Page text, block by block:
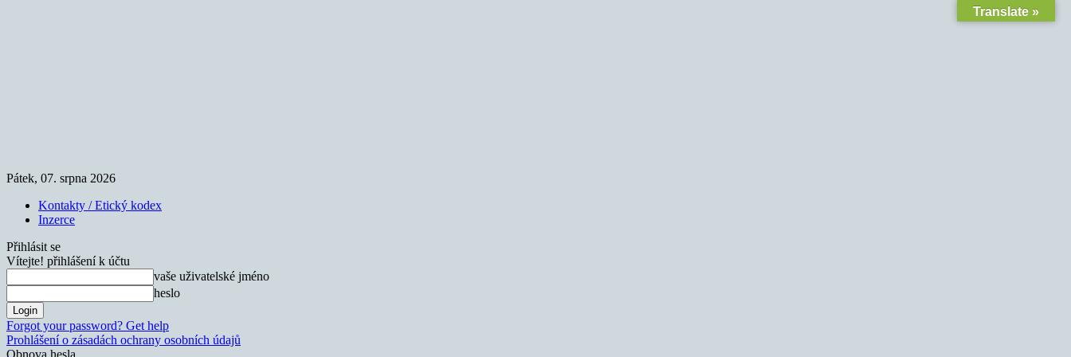
Pátek, 07. srpna 2026
Kontakty / Etický kodex
Inzerce
Přihlásit se
Vítejte! přihlášení k účtu
vaše uživatelské jméno
heslo
Forgot your password? Get help
Prohlášení o zásadách ochrany osobních údajů
Obnova hesla
Translate »